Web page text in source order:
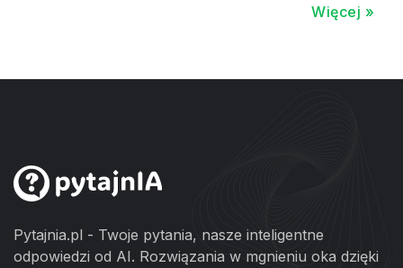
Więcej »
Pytajnia.pl - Twoje pytania, nasze inteligentne
odpowiedzi od AI. Rozwiązania w mgnieniu oka dzięki